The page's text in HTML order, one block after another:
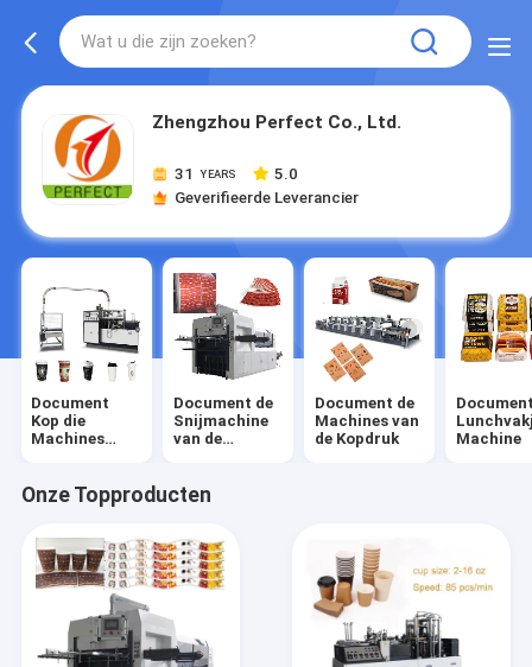
Zhengzhou Perfect Co., Ltd.
31 YEARS
5.0
Geverifieerde Leverancier
Document
Kop die
Machines
Document de
Snijmachine
van de
Document de
Machines van
de Kopdruk
Machine
Onze Topproducten